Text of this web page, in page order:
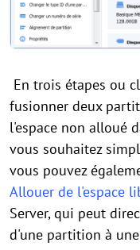
En trois étapes ou
fusionner deux
l'espace non alloué
vous souhaitez
vous pouvez
Allouer de l'espace
Server, qui peut
d'une partition à